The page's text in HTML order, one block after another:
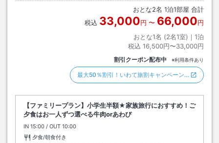
おとな2名 1泊1部屋 合計
税込 33,000円 〜 66,000円
おとな1名 (2名1室)｜ 1泊
税込 16,500円〜33,000円
割引クーポン配布中 ※利用条件あり
最大50％割引！いわて旅割キャンペーン…
【ファミリープラン】小学生半額★家族旅行におすすめ！ご
夕食はお一人ずつ選べる牛肉orあわび
IN チェックイン
15:00 / OUT チェックアウト
10:00
夕食/朝食付き